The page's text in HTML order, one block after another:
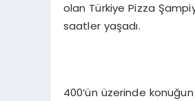
olan Türkiye Pizza
saatler yaşadı.
400’ün üzerinde